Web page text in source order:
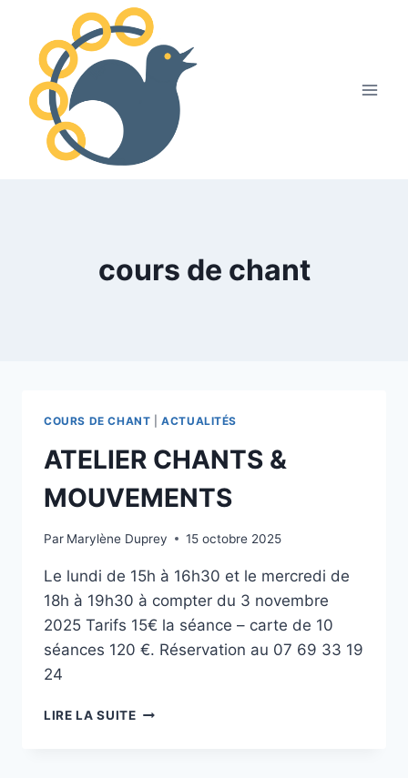
cours de chant
COURS DE CHANT |ACTUALITÉS
ATELIER CHANTS &
MOUVEMENTS
Par Marylène Duprey 15 octobre 2025
Le lundi de 15h à 16h30 et le mercredi de
18h à 19h30 à compter du 3 novembre
2025 Tarifs 15€ la séance – carte de 10
séances 120 €. Réservation au 07 69 33 19
24
LIRE LA SUITE